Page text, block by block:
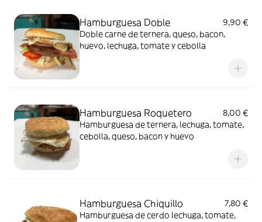
Hamburguesa Doble
9,90 €
Doble carne de ternera, queso, bacon,
huevo, lechuga, tomate y cebolla
Hamburguesa Roquetero
8,00 €
Hamburguesa de ternera, lechuga, tomate,
cebolla, queso, bacon y huevo
Hamburguesa Chiquillo
7,80 €
Hamburguesa de cerdo lechuga, tomate,